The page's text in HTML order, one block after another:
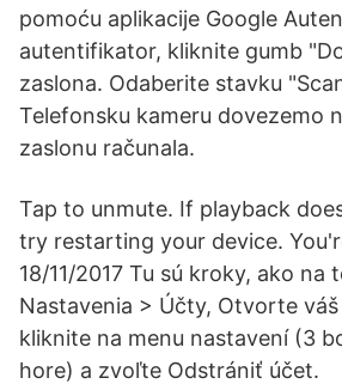
pomoću aplikacije Google
autentifikator, kliknite gumb
zaslona. Odaberite stavku
Telefonsku kameru dovezemo
zaslonu računala.
Tap to unmute. If playback
try restarting your device.
18/11/2017 Tu sú kroky, ako na
Nastavenia > Účty, Otvorte
kliknite na menu nastavení (3
hore) a zvoľte Odstrániť účet.